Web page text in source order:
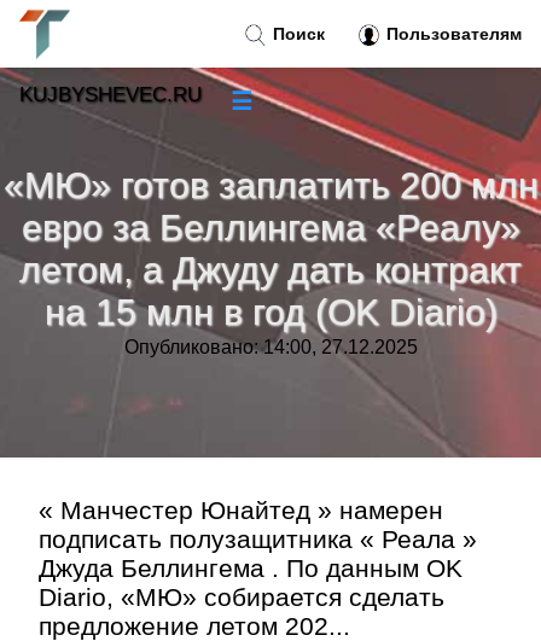
«МЮ» готов заплатить 200 млн
евро за Беллингема «Реалу»
летом, а Джуду дать контракт
на 15 млн в год (OK Diario)
Опубликовано: 14:00, 27.12.2025
« Манчестер Юнайтед » намерен
подписать полузащитника « Реала »
Джуда Беллингема . По данным OK
Diario, «МЮ» собирается сделать
предложение летом 202...
Поиск Пользователям
KUJBYSHEVEC.RU ☰
Новости
Тренды новостей»
Рубрики»
»